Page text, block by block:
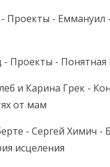
- Проекты -
- Проекты -
и Карина Грек -
от мам
- Сергей Химич -
исцеления